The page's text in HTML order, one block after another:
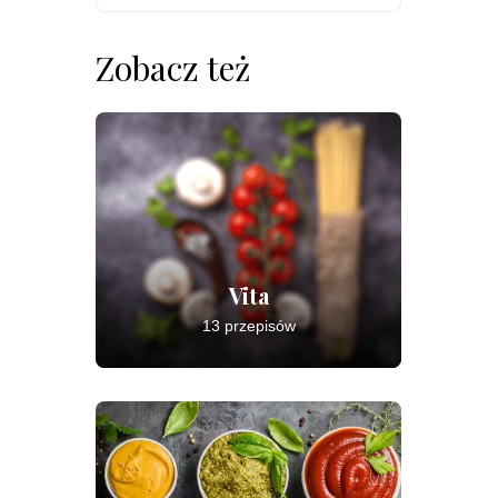
Zobacz też
Vita
13 przepisów